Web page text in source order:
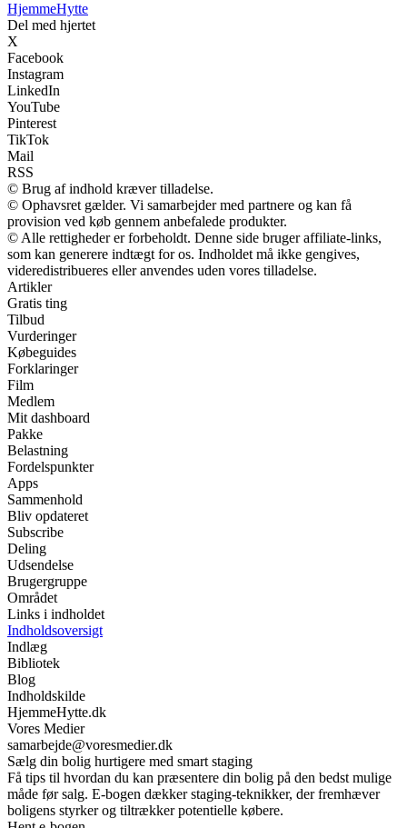
HjemmeHytte
Del med hjertet
X
Facebook
Instagram
LinkedIn
YouTube
Pinterest
TikTok
Mail
RSS
© Brug af indhold kræver tilladelse.
© Ophavsret gælder. Vi samarbejder med partnere og kan få
provision ved køb gennem anbefalede produkter.
© Alle rettigheder er forbeholdt. Denne side bruger affiliate-links,
som kan generere indtægt for os. Indholdet må ikke gengives,
videredistribueres eller anvendes uden vores tilladelse.
Artikler
Gratis ting
Tilbud
Vurderinger
Købeguides
Forklaringer
Film
Medlem
Mit dashboard
Pakke
Belastning
Fordelspunkter
Apps
Sammenhold
Bliv opdateret
Subscribe
Deling
Udsendelse
Brugergruppe
Området
Links i indholdet
Indholdsoversigt
Indlæg
Bibliotek
Blog
Indholdskilde
HjemmeHytte.dk
Vores Medier
samarbejde@voresmedier.dk
Sælg din bolig hurtigere med smart staging
Få tips til hvordan du kan præsentere din bolig på den bedst mulige
måde før salg. E-bogen dækker staging-teknikker, der fremhæver
boligens styrker og tiltrækker potentielle købere.